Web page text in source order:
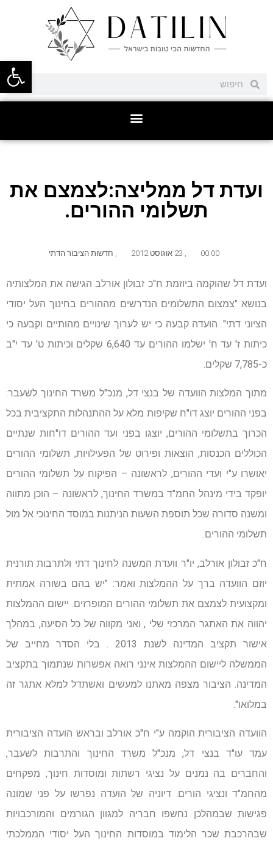
פתח
ועדת דל ממליצה:לצמצם את
תשלומי ההורים.
00:00
,
, חדשות הציבור הדתי
ועדת דל שהוקמה ביוזמת ח"כ זבולון אורלב הגישה את המלצותיה
בנושא "צמצום התשלומים הנדרשים מההורים בחינוך העל יסודי
הציוני דתי". הועדה קבעה כי יש לערוך שינויים מהותיים וקבעה כי
כיתות ז' עד ח' ישלמו ההורים עד 6,640 שקלים וכיתות ט' עד י"ב
כ-7,785 שקלים.
מתוך המלצות הוועדה של בנצי דל, מנכ"ל משרד החינוך לשעבר:
בפני ההורים יוצג דו"ח שקיפות מלא על ההתנהלות התקציבית בכל
הכרוך בתשלומי ההורים, יוצגו בפני ועד ההורים דו"חות שנתיים
הכוללים הכנסות, הוצאות ופירוט של הפעילויות, תשלומי ההורים
יאושרו ע"י ועדי ההורים, לראשונה – הפיקוח על תשלומי ההורים
יופקד בידי מינהל החמ"ד במשרד החינוך, לראשונה – הוכן מתווה
ומשנה סדורה שכל תוספת השעות הניתנות במוסד החינוכי אל מול
תשלומי ההורים.
ח"כ זבולון אורלב, יו"ר וועדת המשנה לחינוך דתי ולתרבות תורנית
יוזם הוועדה ברך על ההמלצות ואמר: "יש בהם בשורה אמתית
ומקצועית לצמצם את תשלומי ההורים המופרזים. יישום ההמלצות
יהווה את האתגר המרכזי שלי , ואני מקווה של כל הסיעה, במהלך
אישור תקציב המדינה לשנת 2013 . בלי הסדר מחייב של
הממשלה ליישום ההמלצות אינני רואה אפשרות שנתמוך בתקציב
המדינה. הציבור מצפה מאתנו למעשים ואשתדל למלא אתגר זה
במלואו".
הוועדה הציבורית הוקמה ע"י ח"כ אורלב ובראש הועדה הציבורית
עמד עו"ד בנצי דל, מנכ"ל משרד החינוך והתרבות לשעבר,
והחברים בה נמנים על נציגי רשתות ומוסדות חינוך, מפקחים
מהחמ"ד ונציגי הורים. דיוניה של הועדה נפרשו על פני שמונה
פגישות שבמהלכן נחשפו חבריה למגוון הגורמים והמורכבויות
שבהרכבת שכר הלימוד במוסדות החינוך העל יסודי הממלכתי